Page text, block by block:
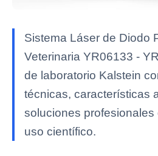
Sistema Láser de Diodo
Veterinaria YR06133 -
de laboratorio Kalstein
técnicas, características
soluciones profesionales
uso científico.